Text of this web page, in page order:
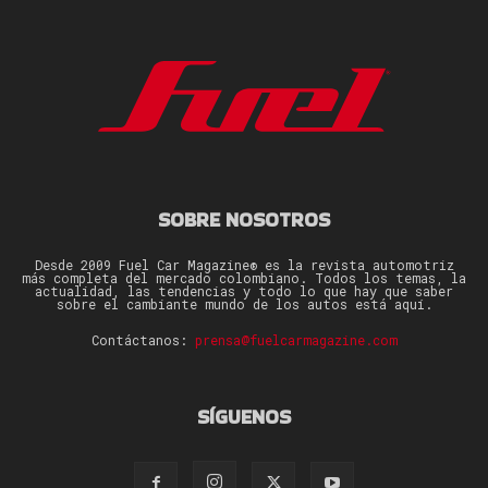
SOBRE NOSOTROS
Desde 2009 Fuel Car Magazine® es la revista automotriz
más completa del mercado colombiano. Todos los temas, la
actualidad, las tendencias y todo lo que hay que saber
sobre el cambiante mundo de los autos está aquí.
Contáctanos: prensa@fuelcarmagazine.com
SÍGUENOS